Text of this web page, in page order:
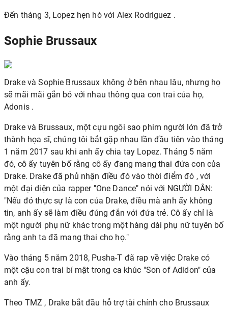
Đến tháng 3, Lopez hẹn hò với Alex Rodriguez .
Sophie Brussaux
Drake vàSophie Brussaux không ở bên nhau lâu, nhưng họ
sẽ mãi mãi gắn bó với nhau thông qua con trai của họ,
Adonis.
Drake và Brussaux, một cựu ngôi sao phim người lớn đã trở
thành họa sĩ, chúng tôi bắt gặp nhau lần đầu tiên vào tháng
1 năm 2017 sau khi anh ấy chia tay Lopez. Tháng 5 năm
đó, cô ấy tuyên bố rằng cô ấy đang mang thai đứa con của
Drake. Drake đã phủ nhận điều đó vào thời điểm đó , với
một đại diện của rapper "One Dance" nói với NGƯỜI DÂN:
"Nếu đó thực sự là con của Drake, điều mà anh ấy không
tin, anh ấy sẽ làm điều đúng đắn với đứa trẻ. Cô ấy chỉ là
một người phụ nữ khác trong một hàng dài phụ nữ tuyên bố
rằng anh ta đã mang thai cho họ."
Vào tháng 5 năm 2018, Pusha-T đã rap về việc Drake có
một cậu con trai bí mật trong ca khúc "Son of Adidon" của
anh ấy.
Theo TMZ , Drake bắt đầu hỗ trợ tài chính cho Brussaux